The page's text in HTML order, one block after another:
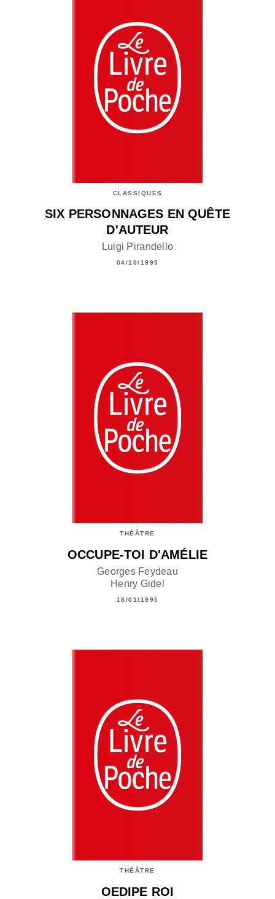
CLASSIQUES
SIX PERSONNAGES EN QUÊTE
D'AUTEUR
Luigi Pirandello
04/10/1995
THÉÂTRE
OCCUPE-TOI D'AMÉLIE
Georges Feydeau
Henry Gidel
18/01/1995
THÉÂTRE
OEDIPE ROI